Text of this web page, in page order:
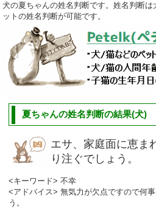
犬の夏ちゃんの姓名判断です。姓名判断
ットの姓名判断が可能です。
夏ちゃんの姓名判断の結果(犬)
エサ、家庭面に恵ま
り注ぐでしょう。
<キーワード> 不幸
<アドバイス> 無気力が欠点ですので何
う。